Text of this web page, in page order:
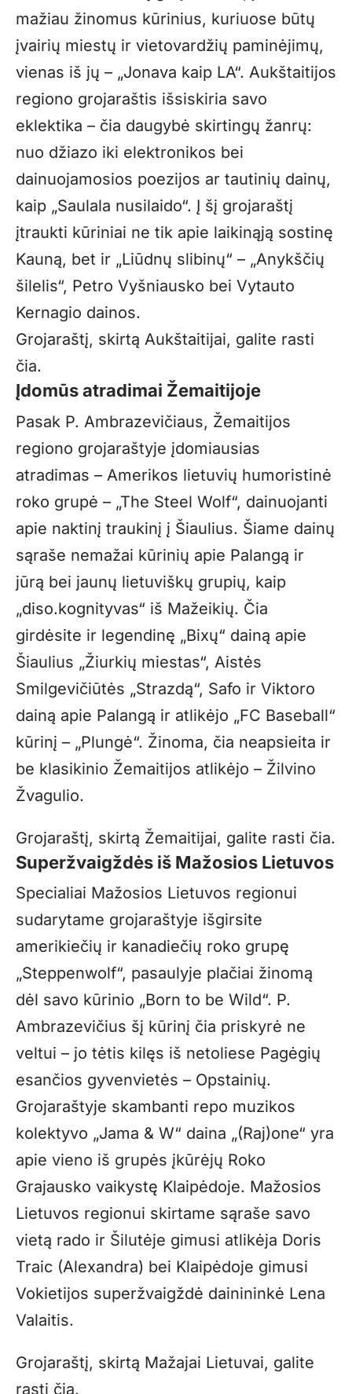
mažiau žinomus kūrinius, kuriuose būtų
įvairių miestų ir vietovardžių paminėjimų,
vienas iš jų – „Jonava kaip LA“. Aukštaitijos
regiono grojaraštis išsiskiria savo
eklektika – čia daugybė skirtingų žanrų:
nuo džiazo iki elektronikos bei
dainuojamosios poezijos ar tautinių dainų,
kaip „Saulala nusilaido“. Į šį grojaraštį
įtraukti kūriniai ne tik apie laikinąją sostinę
Kauną, bet ir „Liūdnų slibinų“ – „Anykščių
šilelis“, Petro Vyšniausko bei Vytauto
Kernagio dainos.
Grojaraštį, skirtą Aukštaitijai, galite rasti
čia.
Įdomūs atradimai Žemaitijoje
Pasak P. Ambrazevičiaus, Žemaitijos
regiono grojaraštyje įdomiausias
atradimas – Amerikos lietuvių humoristinė
roko grupė – „The Steel Wolf“, dainuojanti
apie naktinį traukinį į Šiaulius. Šiame dainų
sąraše nemažai kūrinių apie Palangą ir
jūrą bei jaunų lietuviškų grupių, kaip
„diso.kognityvas“ iš Mažeikių. Čia
girdėsite ir legendinę „Bixų“ dainą apie
Šiaulius „Žiurkių miestas“, Aistės
Smilgevičiūtės „Strazdą“, Safo ir Viktoro
dainą apie Palangą ir atlikėjo „FC Baseball“
kūrinį – „Plungė“. Žinoma, čia neapsieita ir
be klasikinio Žemaitijos atlikėjo – Žilvino
Žvagulio.
Grojaraštį, skirtą Žemaitijai, galite rasti čia.
Superžvaigždės iš Mažosios Lietuvos
Specialiai Mažosios Lietuvos regionui
sudarytame grojaraštyje išgirsite
amerikiečių ir kanadiečių roko grupę
„Steppenwolf“, pasaulyje plačiai žinomą
dėl savo kūrinio „Born to be Wild“. P.
Ambrazevičius šį kūrinį čia priskyrė ne
veltui – jo tėtis kilęs iš netoliese Pagėgių
esančios gyvenvietės – Opstainių.
Grojaraštyje skambanti repo muzikos
kolektyvo „Jama & W“ daina „(Raj)one“ yra
apie vieno iš grupės įkūrėjų Roko
Grajausko vaikystę Klaipėdoje. Mažosios
Lietuvos regionui skirtame sąraše savo
vietą rado ir Šilutėje gimusi atlikėja Doris
Traic (Alexandra) bei Klaipėdoje gimusi
Vokietijos superžvaigždė dainininkė Lena
Valaitis.
Grojaraštį, skirtą Mažajai Lietuvai, galite
rasti čia.